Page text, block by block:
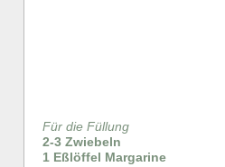
Für die Füllung
2-3 Zwiebeln
1 Eßlöffel Margarine